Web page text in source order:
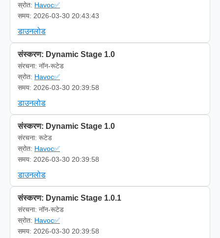
स्रोत: Havoc✅
समय: 2026-03-30 20:43:43
डाउनलोड
संस्करण: Dynamic Stage 1.0
संरचना: नॉन-रूटेड
स्रोत: Havoc✅
समय: 2026-03-30 20:39:58
डाउनलोड
संस्करण: Dynamic Stage 1.0
संरचना: रूटेड
स्रोत: Havoc✅
समय: 2026-03-30 20:39:58
डाउनलोड
संस्करण: Dynamic Stage 1.0.1
संरचना: नॉन-रूटेड
स्रोत: Havoc✅
समय: 2026-03-30 20:39:58